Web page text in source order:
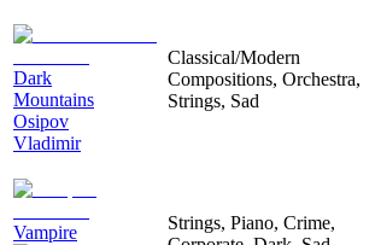
Dark
Mountains
Osipov
Vladimir
Classical/Modern
Compositions, Orchestra,
Strings, Sad
Vampire
Strings, Piano, Crime,